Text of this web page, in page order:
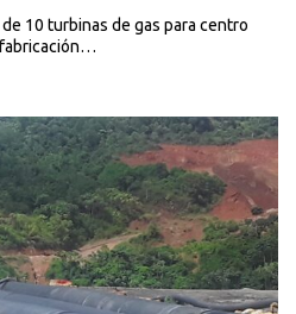
10 turbinas de gas para centro